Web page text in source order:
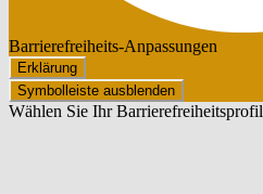
Barrierefreiheits-Anpassungen
Erklärung
Symbolleiste ausblenden
Wählen Sie Ihr Barrierefreiheitsprofil